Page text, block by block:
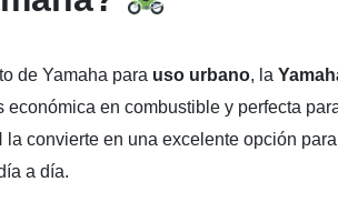
de Yamaha para uso urbano, la
económica en combustible y perfecta
convierte en una excelente opción
a día.